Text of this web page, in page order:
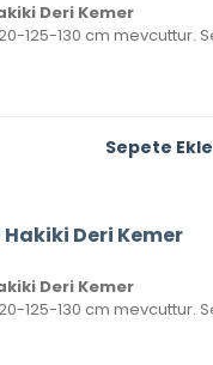
Deri Kemer
Sepete Ekle
Hakiki Deri Kemer
Deri Kemer